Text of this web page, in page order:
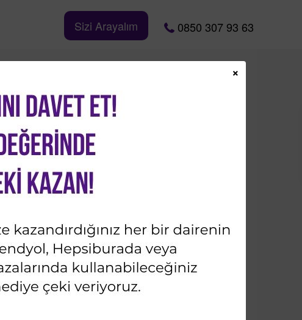
Sizi Arayalım 0850 307 93 63
Bizi Takip Edin
İletişime Geçin
Ad & Soyad*
×